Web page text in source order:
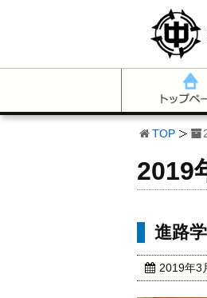
TOP
2019
進路
2019年3